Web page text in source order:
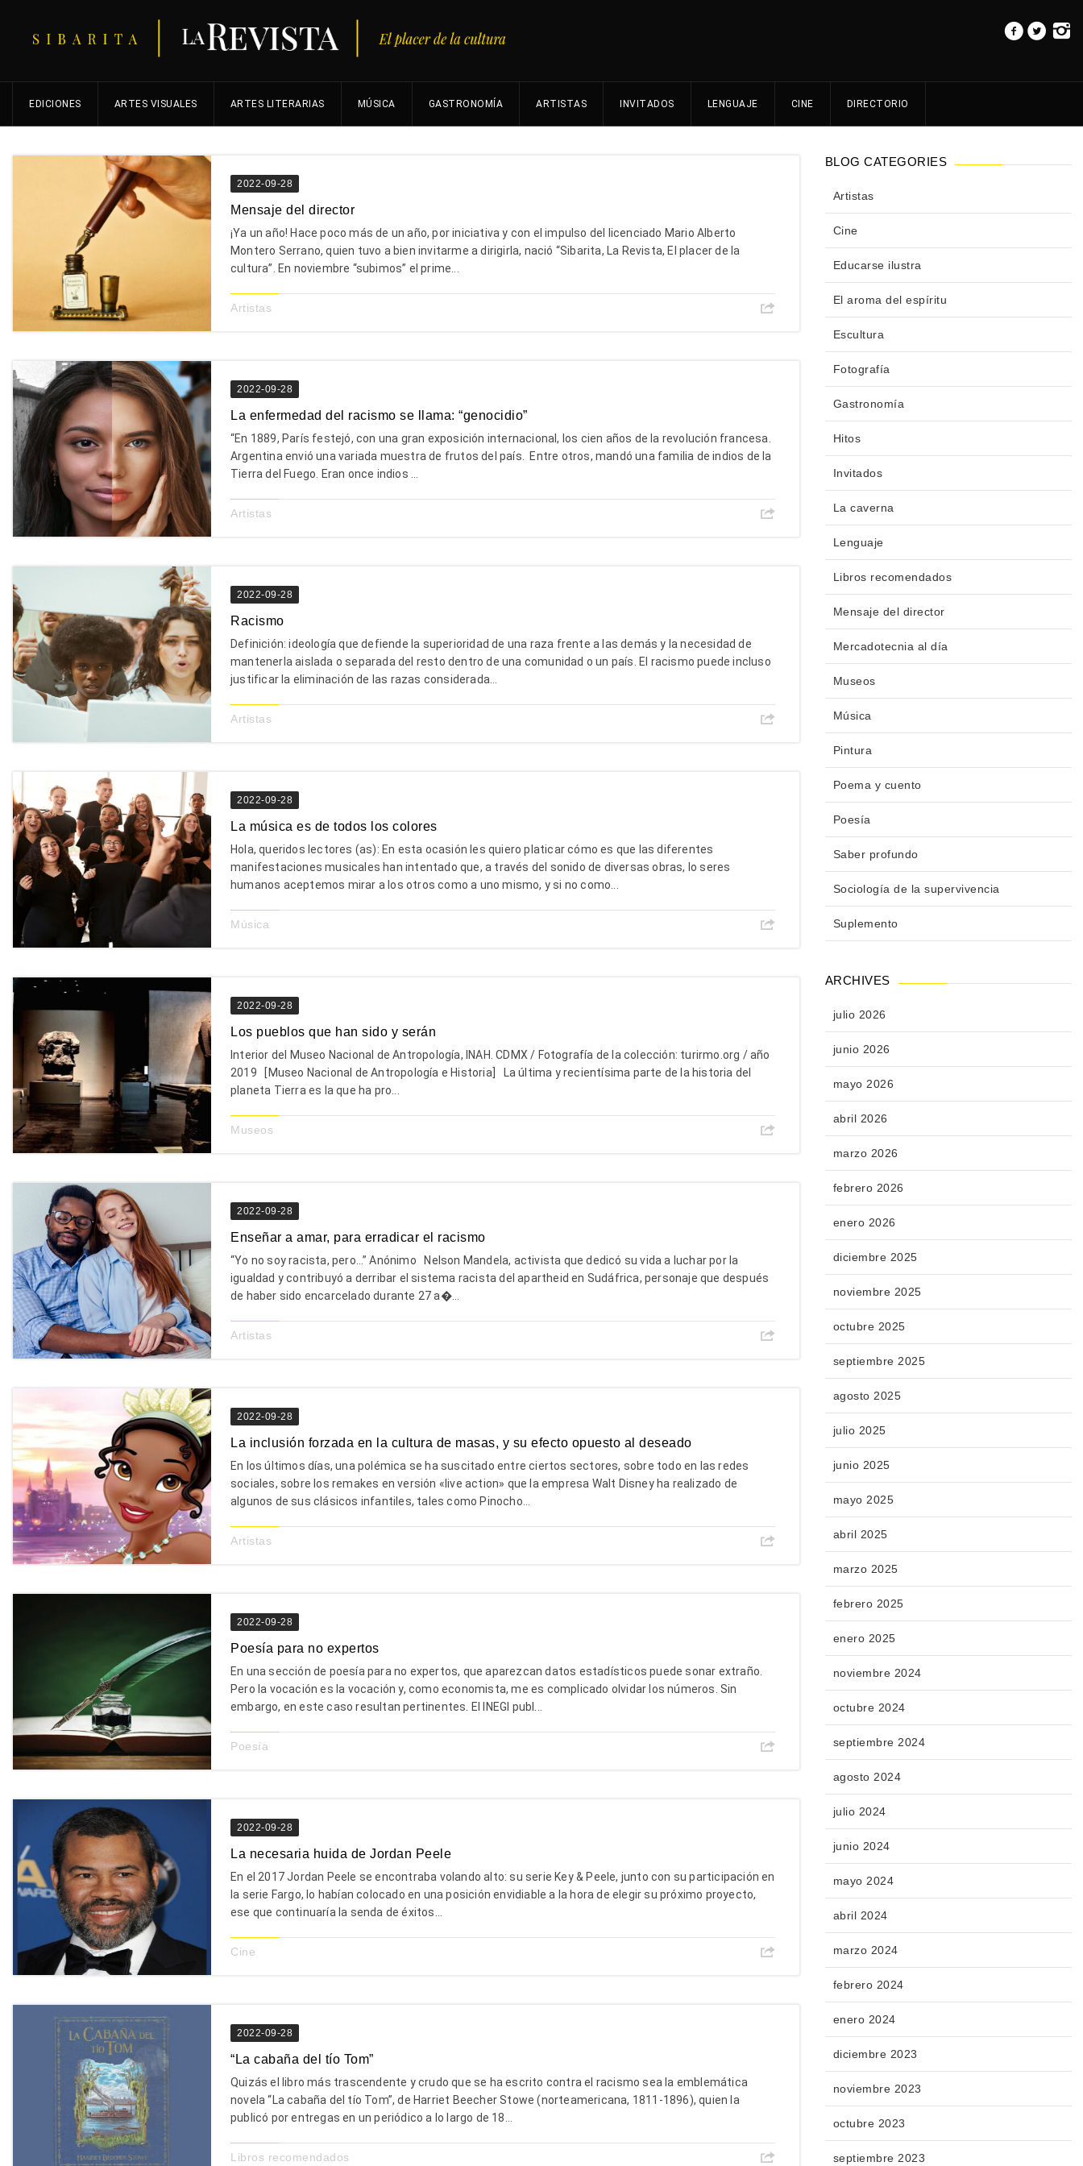
EDICIONES ARTES VISUALES ARTES LITERARIAS MÚSICA GASTRONOMÍA ARTISTAS INVITADOS LENGUAJE CINE DIRECTORIO
2022-09-28
Mensaje del director
¡Ya un año! Hace poco más de un año, por iniciativa y con el impulso del licenciado Mario Alberto
Montero Serrano, quien tuvo a bien invitarme a dirigirla, nació “Sibarita, La Revista, El placer de la
cultura”. En noviembre “subimos” el prime...
Artistas
2022-09-28
La enfermedad del racismo se llama: “genocidio”
“En 1889, París festejó, con una gran exposición internacional, los cien años de la revolución francesa.
Argentina envió una variada muestra de frutos del país. Entre otros, mandó una familia de indios de la
Tierra del Fuego. Eran once indios ...
Artistas
2022-09-28
Racismo
Definición: ideología que defiende la superioridad de una raza frente a las demás y la necesidad de
mantenerla aislada o separada del resto dentro de una comunidad o un país. El racismo puede incluso
justificar la eliminación de las razas considerada...
Artistas
2022-09-28
La música es de todos los colores
Hola, queridos lectores (as): En esta ocasión les quiero platicar cómo es que las diferentes
manifestaciones musicales han intentado que, a través del sonido de diversas obras, lo seres
humanos aceptemos mirar a los otros como a uno mismo, y si no como...
Música
2022-09-28
Los pueblos que han sido y serán
Interior del Museo Nacional de Antropología, INAH. CDMX / Fotografía de la colección: turirmo.org / año
2019 [Museo Nacional de Antropología e Historia] La última y recientísima parte de la historia del
planeta Tierra es la que ha pro...
Museos
2022-09-28
Enseñar a amar, para erradicar el racismo
“Yo no soy racista, pero…” Anónimo Nelson Mandela, activista que dedicó su vida a luchar por la
igualdad y contribuyó a derribar el sistema racista del apartheid en Sudáfrica, personaje que después
de haber sido encarcelado durante 27 a�...
Artistas
2022-09-28
La inclusión forzada en la cultura de masas, y su efecto opuesto al deseado
En los últimos días, una polémica se ha suscitado entre ciertos sectores, sobre todo en las redes
sociales, sobre los remakes en versión «live action» que la empresa Walt Disney ha realizado de
algunos de sus clásicos infantiles, tales como Pinocho...
Artistas
2022-09-28
Poesía para no expertos
En una sección de poesía para no expertos, que aparezcan datos estadísticos puede sonar extraño.
Pero la vocación es la vocación y, como economista, me es complicado olvidar los números. Sin
embargo, en este caso resultan pertinentes. El INEGI publ...
Poesía
2022-09-28
La necesaria huida de Jordan Peele
En el 2017 Jordan Peele se encontraba volando alto: su serie Key & Peele, junto con su participación en
la serie Fargo, lo habían colocado en una posición envidiable a la hora de elegir su próximo proyecto,
ese que continuaría la senda de éxitos...
Cine
2022-09-28
“La cabaña del tío Tom”
Quizás el libro más trascendente y crudo que se ha escrito contra el racismo sea la emblemática
novela “La cabaña del tío Tom”, de Harriet Beecher Stowe (norteamericana, 1811-1896), quien la
publicó por entregas en un periódico a lo largo de 18...
Libros recomendados
BLOG CATEGORIES
Artistas
Cine
Educarse ilustra
El aroma del espíritu
Escultura
Fotografía
Gastronomía
Hitos
Invitados
La caverna
Lenguaje
Libros recomendados
Mensaje del director
Mercadotecnia al día
Museos
Música
Pintura
Poema y cuento
Poesía
Saber profundo
Sociología de la supervivencia
Suplemento
ARCHIVES
julio 2026
junio 2026
mayo 2026
abril 2026
marzo 2026
febrero 2026
enero 2026
diciembre 2025
noviembre 2025
octubre 2025
septiembre 2025
agosto 2025
julio 2025
junio 2025
mayo 2025
abril 2025
marzo 2025
febrero 2025
enero 2025
noviembre 2024
octubre 2024
septiembre 2024
agosto 2024
julio 2024
junio 2024
mayo 2024
abril 2024
marzo 2024
febrero 2024
enero 2024
diciembre 2023
noviembre 2023
octubre 2023
septiembre 2023